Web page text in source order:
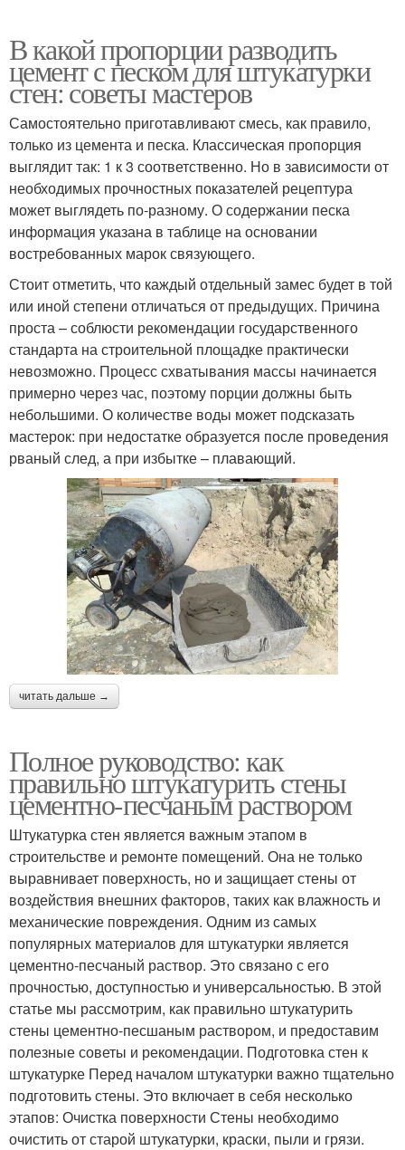
В какой пропорции разводить
цемент с песком для штукатурки
стен: советы мастеров
Самостоятельно приготавливают смесь, как правило,
только из цемента и песка. Классическая пропорция
выглядит так: 1 к 3 соответственно. Но в зависимости от
необходимых прочностных показателей рецептура
может выглядеть по-разному. О содержании песка
информация указана в таблице на основании
востребованных марок связующего.
Стоит отметить, что каждый отдельный замес будет в той
или иной степени отличаться от предыдущих. Причина
проста – соблюсти рекомендации государственного
стандарта на строительной площадке практически
невозможно. Процесс схватывания массы начинается
примерно через час, поэтому порции должны быть
небольшими. О количестве воды может подсказать
мастерок: при недостатке образуется после проведения
рваный след, а при избытке – плавающий.
читать дальше →
Полное руководство: как
правильно штукатурить стены
цементно-песчаным раствором
Штукатурка стен является важным этапом в
строительстве и ремонте помещений. Она не только
выравнивает поверхность, но и защищает стены от
воздействия внешних факторов, таких как влажность и
механические повреждения. Одним из самых
популярных материалов для штукатурки является
цементно-песчаный раствор. Это связано с его
прочностью, доступностью и универсальностью. В этой
статье мы рассмотрим, как правильно штукатурить
стены цементно-песшаным раствором, и предоставим
полезные советы и рекомендации. Подготовка стен к
штукатурке Перед началом штукатурки важно тщательно
подготовить стены. Это включает в себя несколько
этапов: Очистка поверхности Стены необходимо
очистить от старой штукатурки, краски, пыли и грязи.